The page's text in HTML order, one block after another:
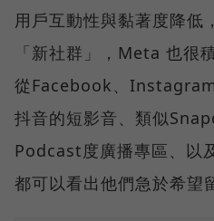
用戶互動性與黏著度降低
「新社群」，Meta 也很
從Facebook、
抖音的短影音、類似
Podcast度廣播專區、以
都可以看出他們急於希望